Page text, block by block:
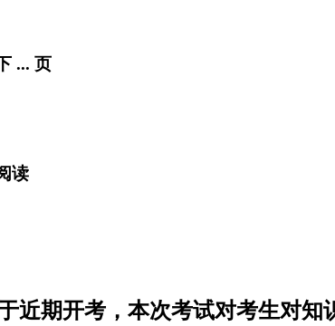
... 页
读
近期开考，本次考试对考生对